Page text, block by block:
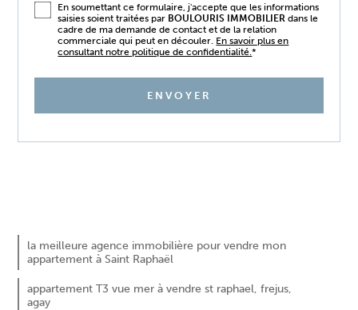
En soumettant ce formulaire, j'accepte que les informations
saisies soient traitées par BOULOURIS IMMOBILIER dans le
cadre de ma demande de contact et de la relation
commerciale qui peut en découler. En savoir plus en
consultant notre politique de confidentialité.*
la meilleure agence immobilière pour vendre mon
appartement à Saint Raphaël
appartement T3 vue mer à vendre st raphael, frejus,
agay